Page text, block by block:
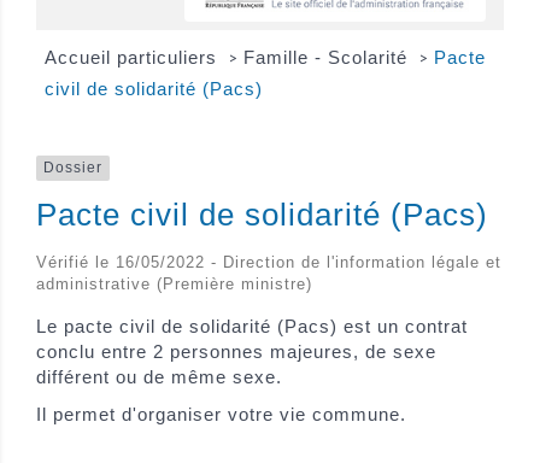
Accueil particuliers > Famille - Scolarité > Pacte
civil de solidarité (Pacs)
Dossier
Pacte civil de solidarité (Pacs)
Vérifié le 16/05/2022 - Direction de l'information légale et
administrative (Première ministre)
Le pacte civil de solidarité (Pacs) est un contrat
conclu entre 2 personnes majeures, de sexe
différent ou de même sexe.
Il permet d'organiser votre vie commune.